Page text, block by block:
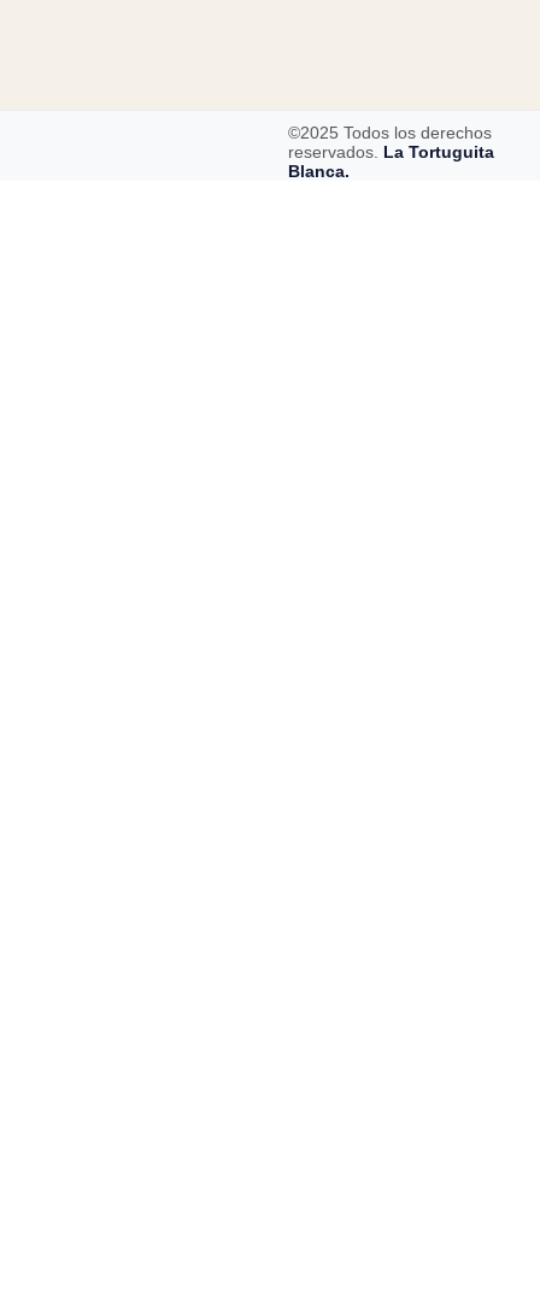
©2025 Todos los derechos
reservados. La Tortuguita
Blanca.